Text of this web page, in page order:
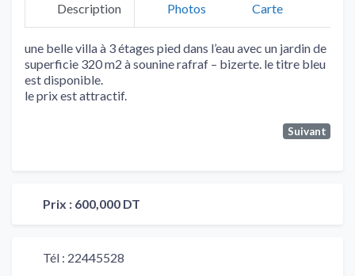
Description Photos Carte
une belle villa à 3 étages pied dans l’eau avec un jardin de
superficie 320 m2 à sounine rafraf – bizerte. le titre bleu
est disponible.
le prix est attractif.
Suivant
Prix : 600,000 DT
Tél : 22445528